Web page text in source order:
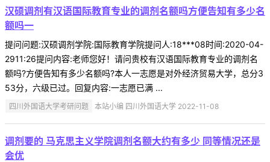
汉硕调剂有汉语国际教育专业的调剂名额吗方便告知有多少名
额吗一
提问问题:汉硕调剂学院:国际教育学院提问人:18***08时间:2020-04-
2911:26提问内容:老师您好！请问贵校有汉语国际教育专业的调剂名
额吗?方便告知有多少名额吗?本人一志愿是对外经济贸易大学，总分3
53分，六级已过。回复内容:一志愿已满 ...
四川外国语大学考研问题 本站小编 四川外国语大学 2022-11-08
调剂要的 马克思主义学院调剂名额大约有多少 同等情况还是
会优